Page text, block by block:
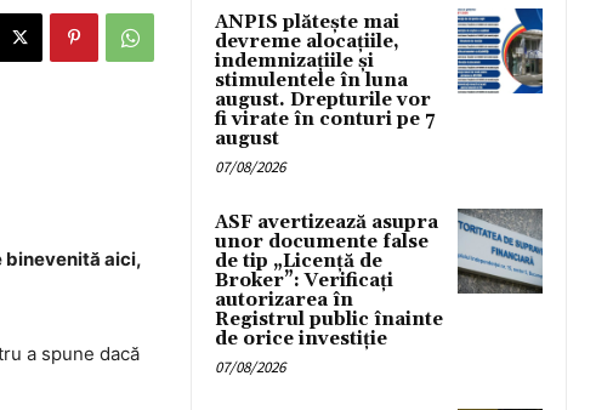
binevenită aici,
a spune dacă
ANPIS plătește mai
devreme alocațiile,
indemnizațiile și
stimulentele în luna
august. Drepturile vor
fi virate în conturi pe 7
august
07/08/2026
ASF avertizează asupra
unor documente false
de tip „Licență de
Broker”: Verificați
autorizarea în
Registrul public înainte
de orice investiție
07/08/2026